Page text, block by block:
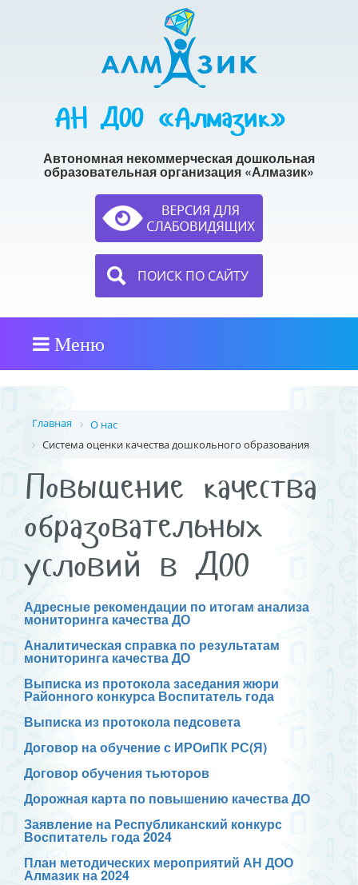
АН ДОО «Алмазик»
Автономная некоммерческая дошкольная
образовательная организация «Алмазик»
ПОИСК ПО САЙТУ
Меню
Главная
О нас
Система оценки качества дошкольного образования
Повышение качества
образовательных
условий в ДОО
Адресные рекомендации по итогам анализа
мониторинга качества ДО
Аналитическая справка по результатам
мониторинга качества ДО
Выписка из протокола заседания жюри
Районного конкурса Воспитатель года
Выписка из протокола педсовета
Договор на обучение с ИРОиПК РС(Я)
Договор обучения тьюторов
Дорожная карта по повышению качества ДО
Заявление на Республиканский конкурс
Воспитатель года 2024
План методических мероприятий АН ДОО
Алмазик на 2024